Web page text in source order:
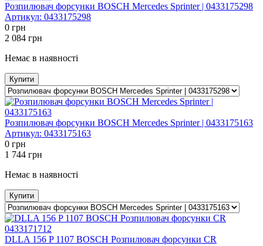
Розпилювач форсунки BOSCH Mercedes Sprinter | 0433175298
Артикул: 0433175298
0 грн
2 084 грн
Немає в наявності
Купити
Розпилювач форсунки BOSCH Mercedes Sprinter | 0433175163
Артикул: 0433175163
0 грн
1 744 грн
Немає в наявності
Купити
DLLA 156 P 1107 BOSCH Розпилювач форсунки CR